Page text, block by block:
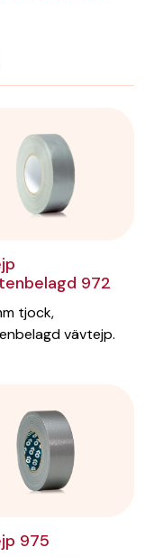
972
tjock,
vävtejp.
975